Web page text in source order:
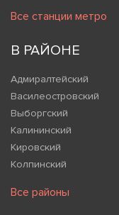
Все станции метро
В РАЙОНЕ
Адмиралтейский
Василеостровский
Выборгский
Калининский
Кировский
Колпинский
Все районы